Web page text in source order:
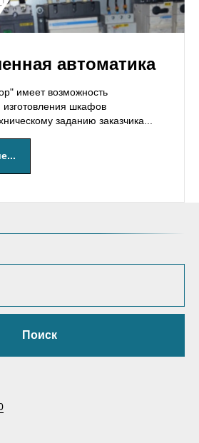
автоматика
имеет возможность
изготовления шкафов
заданию заказчика...
Поиск